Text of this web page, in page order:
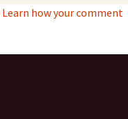
Learn how your comment